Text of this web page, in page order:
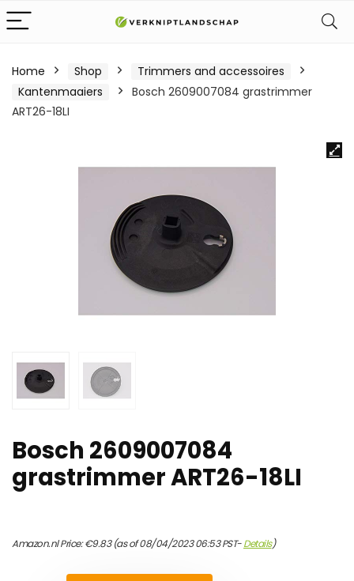
Home Shop
Trimmers and accessoires
Kantenmaaiers
Bosch 2609007084 grastrimmer
ART26-18LI
Bosch 2609007084
grastrimmer ART26-18LI
Amazon.nl Price:€9.83(as of 08/04/2023 06:53 PST-Details)